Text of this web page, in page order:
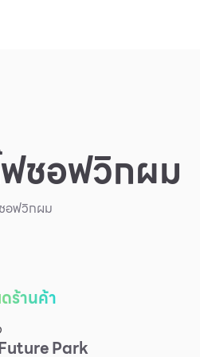
ชอฟวิกผม
อฟวิกผม
ร้านค้า
Park